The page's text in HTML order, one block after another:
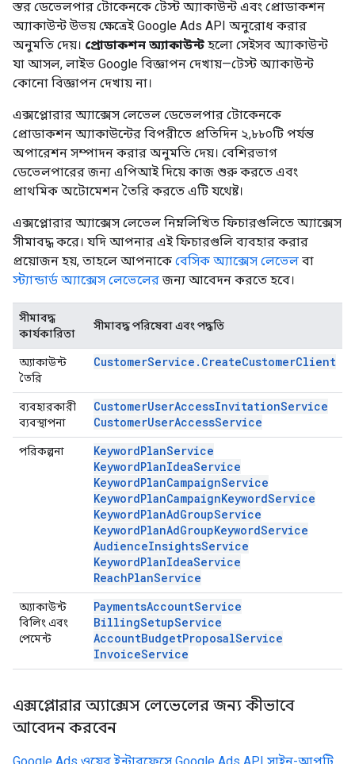
স্তর ডেভেলপার টোকেনকে টেস্ট অ্যাকাউন্ট এবং প্রোডাকশন
অ্যাকাউন্ট উভয় ক্ষেত্রেই Google Ads API অনুরোধ করার
অনুমতি দেয়। প্রোডাকশন অ্যাকাউন্ট হলো সেইসব অ্যাকাউন্ট
যা আসল, লাইভ Google বিজ্ঞাপন দেখায়—টেস্ট অ্যাকাউন্ট
কোনো বিজ্ঞাপন দেখায় না।
এক্সপ্লোরার অ্যাক্সেস লেভেল ডেভেলপার টোকেনকে
প্রোডাকশন অ্যাকাউন্টের বিপরীতে প্রতিদিন ২,৮৮০টি পর্যন্ত
অপারেশন সম্পাদন করার অনুমতি দেয়। বেশিরভাগ
ডেভেলপারের জন্য এপিআই দিয়ে কাজ শুরু করতে এবং
প্রাথমিক অটোমেশন তৈরি করতে এটি যথেষ্ট।
এক্সপ্লোরার অ্যাক্সেস লেভেল নিম্নলিখিত ফিচারগুলিতে অ্যাক্সেস
সীমাবদ্ধ করে। যদি আপনার এই ফিচারগুলি ব্যবহার করার
প্রয়োজন হয়, তাহলে আপনাকে বেসিক অ্যাক্সেস লেভেল বা
স্ট্যান্ডার্ড অ্যাক্সেস লেভেলেরজন্য আবেদন করতে হবে।
সীমাবদ্ধ
কার্যকারিতা
সীমাবদ্ধ পরিষেবা এবং পদ্ধতি
অ্যাকাউন্ট
তৈরি
CustomerService.CreateCustomerClient
ব্যবহারকারী
ব্যবস্থাপনা
CustomerUserAccessInvitationService
CustomerUserAccessService
পরিকল্পনা
KeywordPlanService
KeywordPlanIdeaService
KeywordPlanCampaignService
KeywordPlanCampaignKeywordService
KeywordPlanAdGroupService
KeywordPlanAdGroupKeywordService
AudienceInsightsService
KeywordPlanIdeaService
ReachPlanService
অ্যাকাউন্ট
বিলিং এবং
পেমেন্ট
PaymentsAccountService
BillingSetupService
AccountBudgetProposalService
InvoiceService
এক্সপ্লোরার অ্যাক্সেস লেভেলের জন্য কীভাবে
আবেদন করবেন